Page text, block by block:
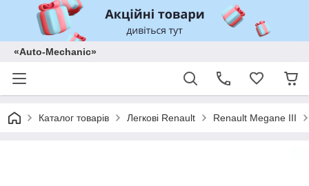
«Auto-Mechanic»
Каталог товарів Легкові Renault Renault Megane III